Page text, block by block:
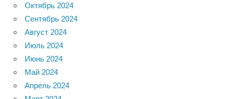
Октябрь 2024
Сентябрь 2024
Август 2024
Июль 2024
Июнь 2024
Май 2024
Апрель 2024